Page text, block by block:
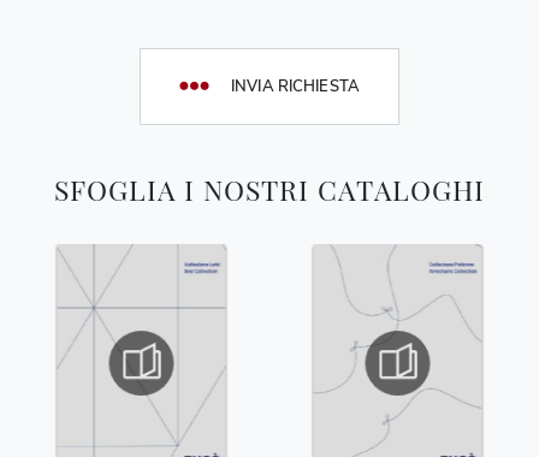
SFOGLIA I NOSTRI CATALOGHI
INVIA RICHIESTA